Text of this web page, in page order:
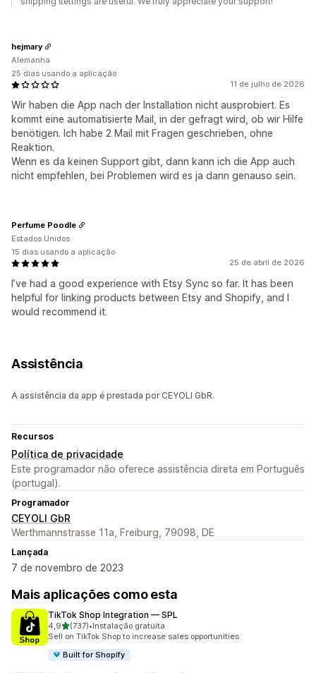
11 de julho de 2026
Wir haben die App nach der Installation nicht ausprobiert. Es
kommt eine automatisierte Mail, in der gefragt wird, ob wir Hilfe
benötigen. Ich habe 2 Mail mit Fragen geschrieben, ohne
Reaktion.
Wenn es da keinen Support gibt, dann kann ich die App auch
nicht empfehlen, bei Problemen wird es ja dann genauso sein.
hejmary
Alemanha
25 dias usando a aplicação
25 de abril de 2026
I’ve had a good experience with Etsy Sync so far. It has been
helpful for linking products between Etsy and Shopify, and I
would recommend it.
Perfume Poodle
Estados Unidos
15 dias usando a aplicação
Assistência
A assistência da app é prestada por CEYOLI GbR.
Recursos
Política de privacidade
Este programador não oferece assistência direta em Português
(portugal).
Programador
CEYOLI GbR
Werthmannstrasse 11a, Freiburg, 79098, DE
Lançada
7 de novembro de 2023
Mais aplicações como esta
TikTok Shop Integration — SPL
4,9de 5 estrelas
(737)
737 total de avaliações
•Instalação gratuita
Sell on TikTok Shop to increase sales opportunities
Built for Shopify